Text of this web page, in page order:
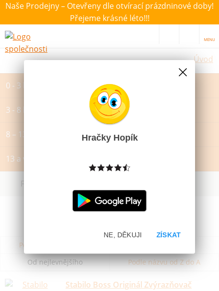
Naše Prodejny – Otevřeny dle otvírací prázdninové doby!
Přejeme krásné léto!!!
MENU
Úvod
0 - 3 let
3 - 8 let
8 – 13 let
13 a více let
Filtrovat dle dostupnosti, ceny, výrobce
Podle názvu od A do Z
Od nejlevnějšího
Podle názvu od Z do A
Stabilo Boss Originál Zvýrazňovač
Hračky Hopík
ZÍSKAT
NE, DĚKUJI